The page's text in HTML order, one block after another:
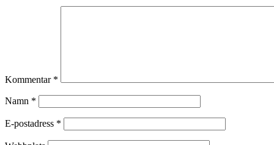
Kommentar *
Namn *
E-postadress *